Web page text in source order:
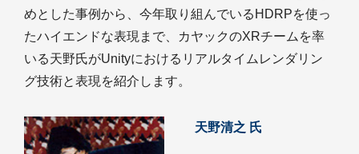
めとした事例から、今年取り組んでいるHDRPを使っ
たハイエンドな表現まで、カヤックのXRチームを率
いる天野氏がUnityにおけるリアルタイムレンダリン
グ技術と表現を紹介します。
天野清之 氏